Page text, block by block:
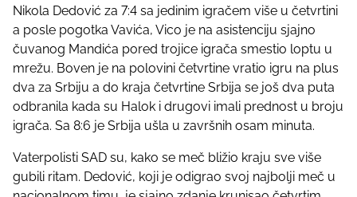
Nikola Dedović za 7:4 sa jedinim igračem više u četvrtini
a posle pogotka Vavića, Vico je na asistenciju sjajno
čuvanog Mandića pored trojice igrača smestio loptu u
mrežu. Boven je na polovini četvrtine vratio igru na plus
dva za Srbiju a do kraja četvrtine Srbija se još dva puta
odbranila kada su Halok i drugovi imali prednost u broju
igrača. Sa 8:6 je Srbija ušla u završnih osam minuta.
Vaterpolisti SAD su, kako se meč bližio kraju sve više
gubili ritam. Dedović, koji je odigrao svoj najbolji meč u